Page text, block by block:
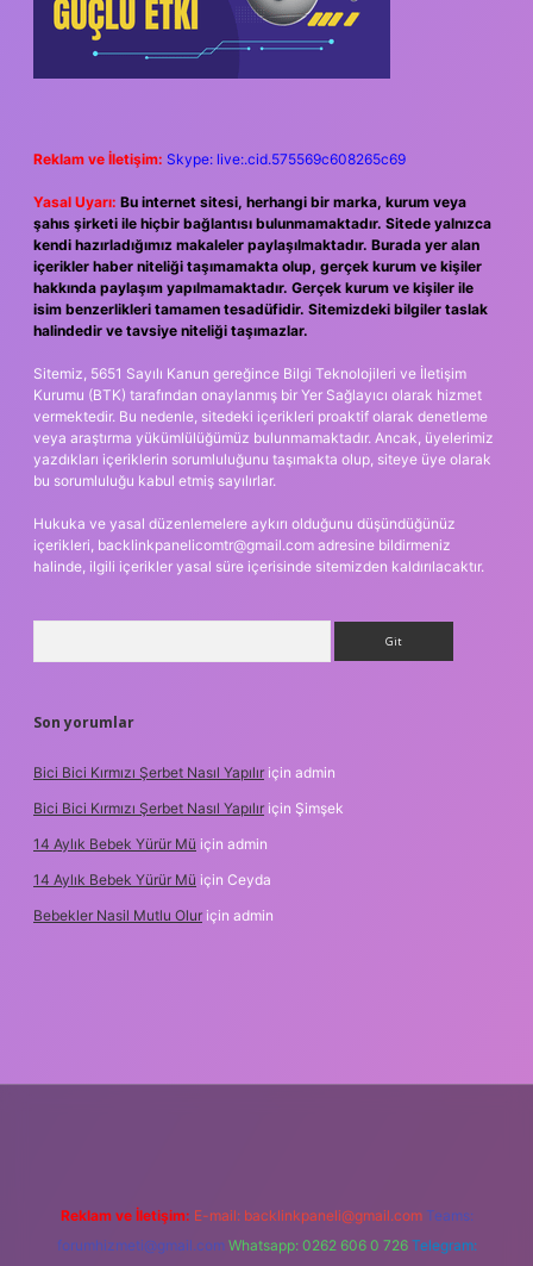
Reklam ve İletişim: Skype: live:.cid.575569c608265c69
Yasal Uyarı: Bu internet sitesi, herhangi bir marka, kurum veya
şahıs şirketi ile hiçbir bağlantısı bulunmamaktadır. Sitede yalnızca
kendi hazırladığımız makaleler paylaşılmaktadır. Burada yer alan
içerikler haber niteliği taşımamakta olup, gerçek kurum ve kişiler
hakkında paylaşım yapılmamaktadır. Gerçek kurum ve kişiler ile
isim benzerlikleri tamamen tesadüfidir. Sitemizdeki bilgiler taslak
halindedir ve tavsiye niteliği taşımazlar.
Sitemiz, 5651 Sayılı Kanun gereğince Bilgi Teknolojileri ve İletişim
Kurumu (BTK) tarafından onaylanmış bir Yer Sağlayıcı olarak hizmet
vermektedir. Bu nedenle, sitedeki içerikleri proaktif olarak denetleme
veya araştırma yükümlülüğümüz bulunmamaktadır. Ancak, üyelerimiz
yazdıkları içeriklerin sorumluluğunu taşımakta olup, siteye üye olarak
bu sorumluluğu kabul etmiş sayılırlar.
Hukuka ve yasal düzenlemelere aykırı olduğunu düşündüğünüz
içerikleri, backlinkpanelicomtr@gmail.com adresine bildirmeniz
halinde, ilgili içerikler yasal süre içerisinde sitemizden kaldırılacaktır.
Son yorumlar
Bici Bici Kırmızı Şerbet Nasıl Yapılır için admin
Bici Bici Kırmızı Şerbet Nasıl Yapılır için Şimşek
14 Aylık Bebek Yürür Mü için admin
14 Aylık Bebek Yürür Mü için Ceyda
Bebekler Nasil Mutlu Olur için admin
Reklam ve İletişim: E-mail: backlinkpaneli@gmail.com Teams:
forumhizmeti@gmail.com Whatsapp: 0262 606 0 726 Telegram: